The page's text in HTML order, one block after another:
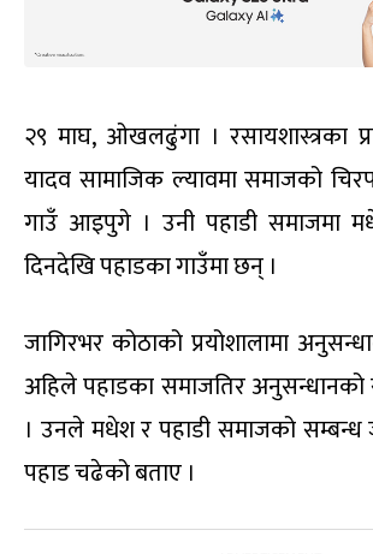
२९ माघ, ओखलढुंगा । रसायशास्त्रका
यादव सामाजिक ल्यावमा समाजको
गाउँ आइपुगे । उनी पहाडी समाजमा
दिनदेखि पहाडका गाउँमा छन् ।
जागिरभर कोठाको प्रयोशालामा
अहिले पहाडका समाजतिर
। उनले मधेश र पहाडी समाजको सम्बन्ध
पहाड चढेको बताए ।